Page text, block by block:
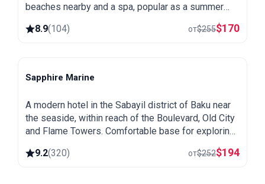
beaches nearby and a spa, popular as a summer
8.9(104) от$255$170
Baku
Sapphire Marine
A modern hotel in the Sabayil district of Baku near
the seaside, within reach of the Boulevard, Old City
and Flame Towers. Comfortable base for exploring
9.2(320) от$252$194